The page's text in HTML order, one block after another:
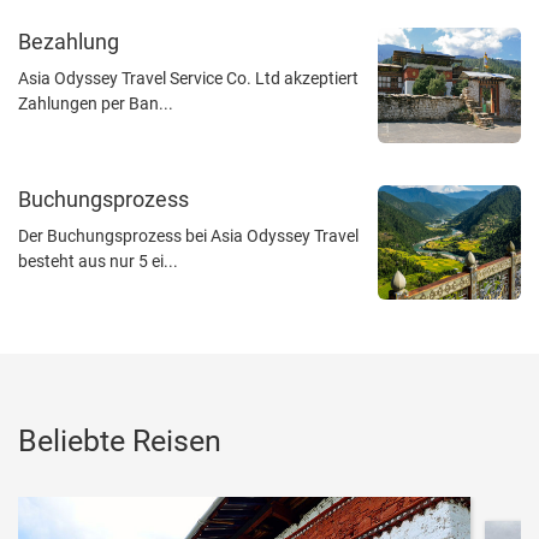
Gruppenreise:
Wenn ein Mitglied einer Gruppenreise vor Reiseantritt aus
persönlichen Gründen abreist, wird die Zahlung der nicht
Wenn die Person die Zahlung für ein Hotelzimmer mit
einem anderen Gruppenmitglied teilt, wird die Zahlung
nicht zurückerstattet.
Kosten für ärztliche Behandlung, Fahrzeuge, Reiseleiter,
Hotels von den Kunden selbst bezahlt werden. Wir
Bezahlung
Asia Odyssey Travel Service Co. Ltd akzeptiert
Zahlungen per Ban...
Buchungsprozess
Der Buchungsprozess bei Asia Odyssey Travel
besteht aus nur 5 ei...
Beliebte Reisen